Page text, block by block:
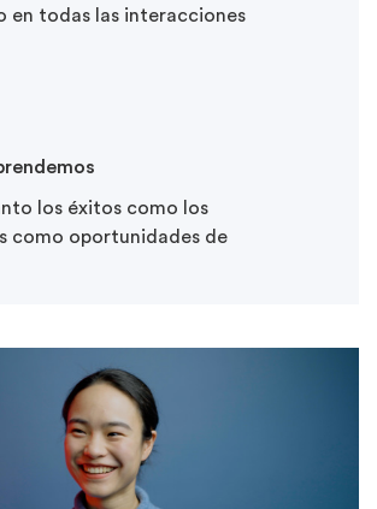
en todas las interacciones
los éxitos como los
como oportunidades de